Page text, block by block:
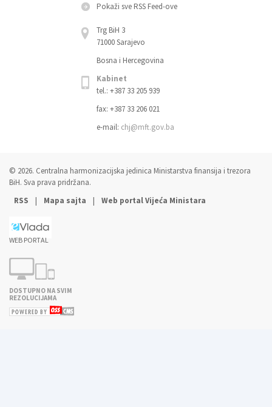
Pokaži sve RSS Feed-оve
Trg BiH 3
71000 Sarajevo
Bosna i Hercegovina
Kabinet
tel.: +387 33 205 939
fax: +387 33 206 021
e-mail: chj@mft.gov.ba
© 2026. Centralna harmonizacijska jedinica Ministarstva finansija i trezora
BiH. Sva prava pridržana.
RSS
| Mapa sajta | Web portal Vijeća Ministara
WEB PORTAL
DOSTUPNO NA SVIM
REZOLUCIJAMA